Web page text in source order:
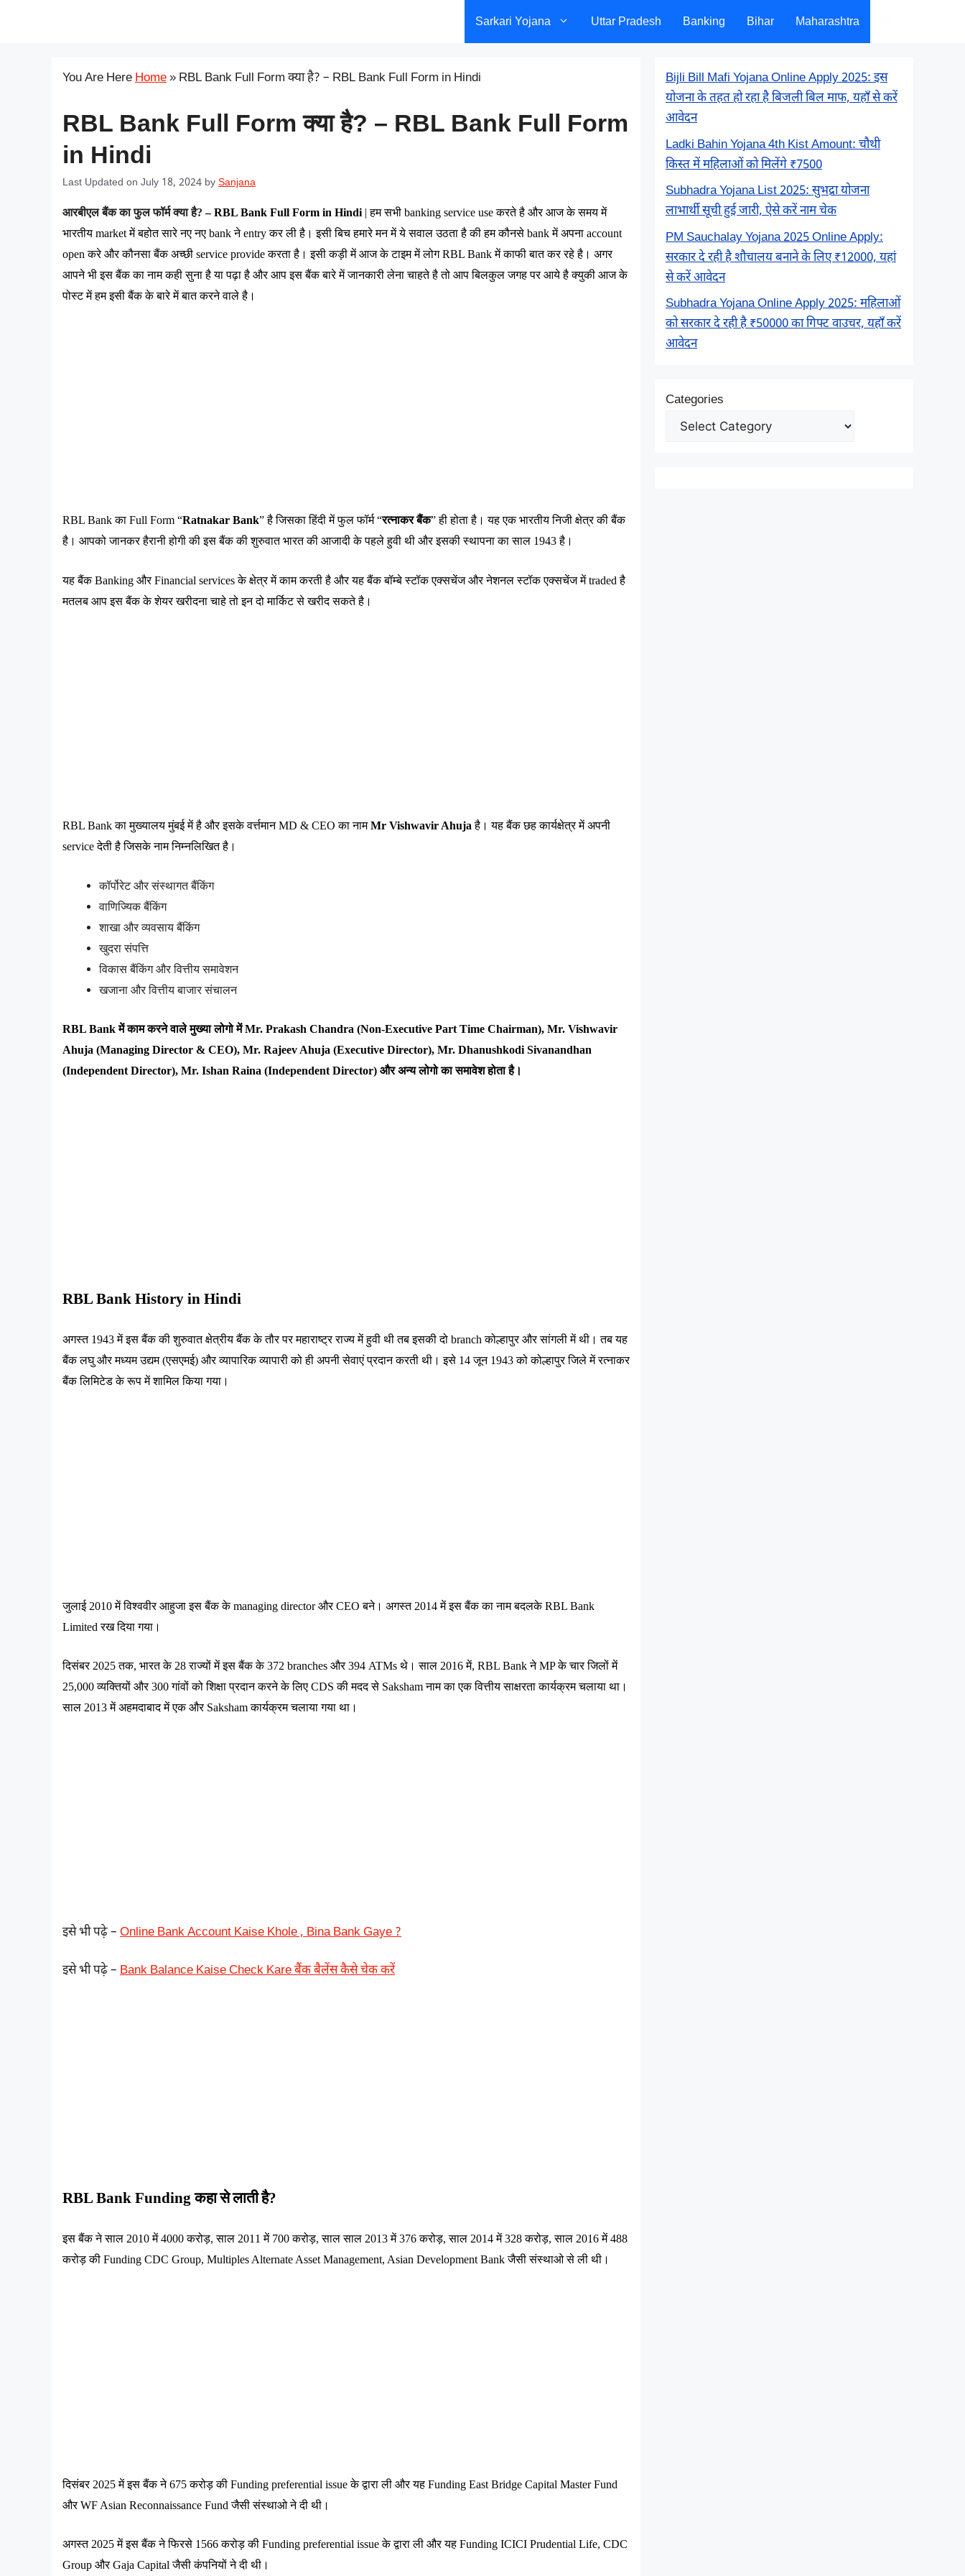
Sarkari Yojana Uttar Pradesh Banking Bihar Maharashtra
You Are HereHome» RBL Bank Full Form क्या है? – RBL Bank Full Form in Hindi
RBL Bank Full Form क्या है? – RBL Bank Full Form
in Hindi
Last Updated on July 18, 2024 by Sanjana
आरबीएल बैंक का फुल फॉर्म क्या है? – RBL Bank Full Form in Hindi | हम सभी banking service use करते है और आज के समय में
भारतीय market में बहोत सारे नए नए bank ने entry कर ली है। इसी बिच हमारे मन में ये सवाल उठता है की हम कौनसे bank में अपना account
open करे और कौनसा बैंक अच्छी service provide करता है। इसी कड़ी में आज के टाइम में लोग RBL Bank में काफी बात कर रहे है। अगर
आपने भी इस बैंक का नाम कही सुना है या पढ़ा है और आप इस बैंक बारे में जानकारी लेना चाहते है तो आप बिलकुल जगह पर आये है क्युकी आज के
पोस्ट में हम इसी बैंक के बारे में बात करने वाले है।
RBL Bank का Full Form “Ratnakar Bank” है जिसका हिंदी में फुल फॉर्म “रत्नाकर बैंक” ही होता है। यह एक भारतीय निजी क्षेत्र की बैंक
है। आपको जानकर हैरानी होगी की इस बैंक की शुरुवात भारत की आजादी के पहले हुवी थी और इसकी स्थापना का साल 1943 है।
यह बैंक Banking और Financial services के क्षेत्र में काम करती है और यह बैंक बॉम्बे स्टॉक एक्सचेंज और नेशनल स्टॉक एक्सचेंज में traded है
मतलब आप इस बैंक के शेयर खरीदना चाहे तो इन दो मार्किट से खरीद सकते है।
RBL Bank का मुख्यालय मुंबई में है और इसके वर्त्तमान MD & CEO का नाम Mr Vishwavir Ahuja है। यह बैंक छह कार्यक्षेत्र में अपनी
service देती है जिसके नाम निम्नलिखित है।
कॉर्पोरेट और संस्थागत बैंकिंग
वाणिज्यिक बैंकिंग
शाखा और व्यवसाय बैंकिंग
खुदरा संपत्ति
विकास बैंकिंग और वित्तीय समावेशन
खजाना और वित्तीय बाजार संचालन
RBL Bank में काम करने वाले मुख्या लोगो में Mr. Prakash Chandra (Non-Executive Part Time Chairman), Mr. Vishwavir
Ahuja (Managing Director & CEO), Mr. Rajeev Ahuja (Executive Director), Mr. Dhanushkodi Sivanandhan
(Independent Director), Mr. Ishan Raina (Independent Director) और अन्य लोगो का समावेश होता है।
RBL Bank History in Hindi
अगस्त 1943 में इस बैंक की शुरुवात क्षेत्रीय बैंक के तौर पर महाराष्ट्र राज्य में हुवी थी तब इसकी दो branch कोल्हापुर और सांगली में थी। तब यह
बैंक लघु और मध्यम उद्यम (एसएमई) और व्यापारिक व्यापारी को ही अपनी सेवाएं प्रदान करती थी। इसे 14 जून 1943 को कोल्हापुर जिले में रत्नाकर
बैंक लिमिटेड के रूप में शामिल किया गया।
जुलाई 2010 में विश्ववीर आहुजा इस बैंक के managing director और CEO बने। अगस्त 2014 में इस बैंक का नाम बदलके RBL Bank
Limited रख दिया गया।
दिसंबर 2025 तक, भारत के 28 राज्यों में इस बैंक के 372 branches और 394 ATMs थे। साल 2016 में, RBL Bank ने MP के चार जिलों में
25,000 व्यक्तियों और 300 गांवों को शिक्षा प्रदान करने के लिए CDS की मदद से Saksham नाम का एक वित्तीय साक्षरता कार्यक्रम चलाया था।
साल 2013 में अहमदाबाद में एक और Saksham कार्यक्रम चलाया गया था।
इसे भी पढ़े – Online Bank Account Kaise Khole , Bina Bank Gaye ?
इसे भी पढ़े – Bank Balance Kaise Check Kare बैंक बैलेंस कैसे चेक करें
RBL Bank Funding कहासेलातीहै?
इस बैंक ने साल 2010 में 4000 करोड़, साल 2011 में 700 करोड़, साल साल 2013 में 376 करोड़, साल 2014 में 328 करोड़, साल 2016 में
करोड़ की Funding CDC Group, Multiples Alternate Asset Management, Asian Development Bank जैसी संस्थाओ से ली थी।
दिसंबर 2025 में इस बैंक ने 675 करोड़ की Funding preferential issue के द्वारा ली और यह
और WF Asian Reconnaissance Fund जैसी संस्थाओ ने दी थी।
अगस्त 2025 में इस बैंक ने फिरसे 1566 करोड़ की Funding preferential issue के द्वारा ली और यह Funding ICICI Prudential Life, CDC
Group और Gaja Capital जैसी कंपनियों ने दी थी।
Bijli Bill Mafi Yojana Online Apply 2025: इस
योजना के तहत हो रहा है बिजली बिल माफ, यहाँ से करें
आवेदन
Ladki Bahin Yojana 4th Kist Amount: चौथी
किस्त में महिलाओं को मिलेंगे ₹7500
Subhadra Yojana List 2025: सुभद्रा योजना
लाभार्थी सूची हुई जारी, ऐसे करें नाम चेक
PM Sauchalay Yojana 2025 Online Apply:
सरकार दे रही है शौचालय बनाने के लिए ₹12000, यहां
से करें आवेदन
Subhadra Yojana Online Apply 2025: महिलाओं
को सरकार दे रही है ₹50000 का गिफ्ट वाउचर, यहाँ करें
आवेदन
Categories